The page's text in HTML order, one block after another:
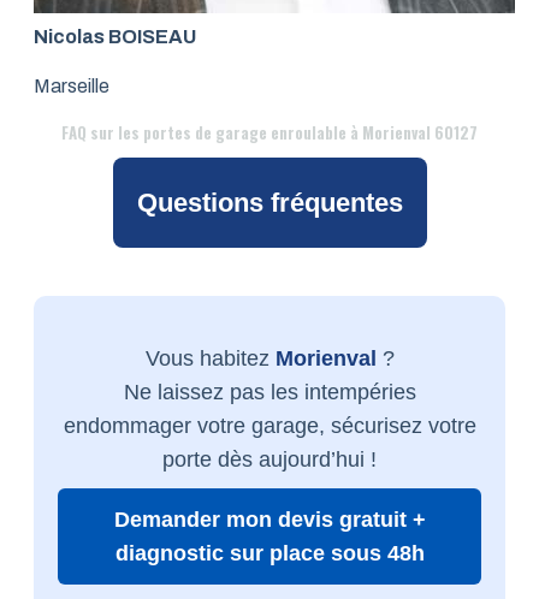
Nicolas BOISEAU
Marseille
FAQ sur les portes de garage enroulable à Morienval 60127
Questions fréquentes
Vous habitez Morienval ?
Ne laissez pas les intempéries
endommager votre garage, sécurisez votre
porte dès aujourd’hui !
Demander mon devis gratuit +
diagnostic sur place sous 48h